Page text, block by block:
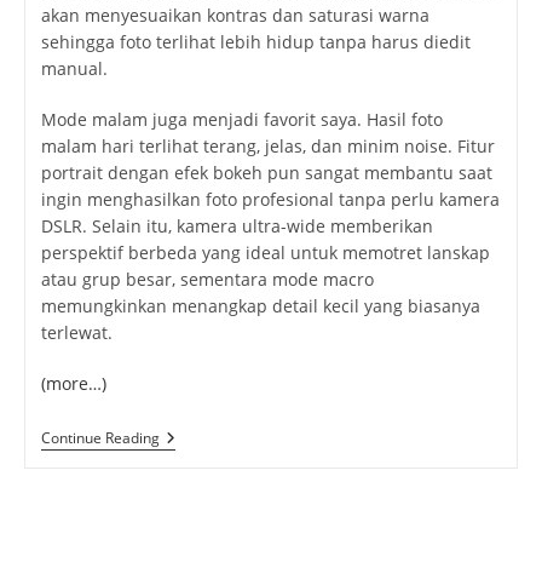
akan menyesuaikan kontras dan saturasi warna
sehingga foto terlihat lebih hidup tanpa harus diedit
manual.
Mode malam juga menjadi favorit saya. Hasil foto
malam hari terlihat terang, jelas, dan minim noise. Fitur
portrait dengan efek bokeh pun sangat membantu saat
ingin menghasilkan foto profesional tanpa perlu kamera
DSLR. Selain itu, kamera ultra-wide memberikan
perspektif berbeda yang ideal untuk memotret lanskap
atau grup besar, sementara mode macro
memungkinkan menangkap detail kecil yang biasanya
terlewat.
(more…)
Continue ReadingOppo
Find